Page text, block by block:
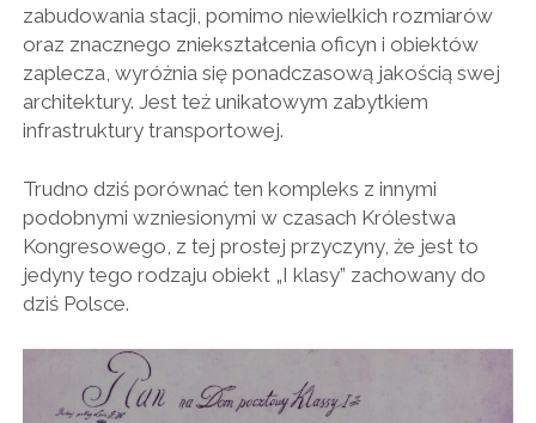
zabudowania stacji, pomimo niewielkich rozmiarów
oraz znacznego zniekształcenia oficyn i obiektów
zaplecza, wyróżnia się ponadczasową jakością swej
architektury. Jest też unikatowym zabytkiem
infrastruktury transportowej.
Trudno dziś porównać ten kompleks z innymi
podobnymi wzniesionymi w czasach Królestwa
Kongresowego, z tej prostej przyczyny, że jest to
jedyny tego rodzaju obiekt „I klasy” zachowany do
dziś Polsce.